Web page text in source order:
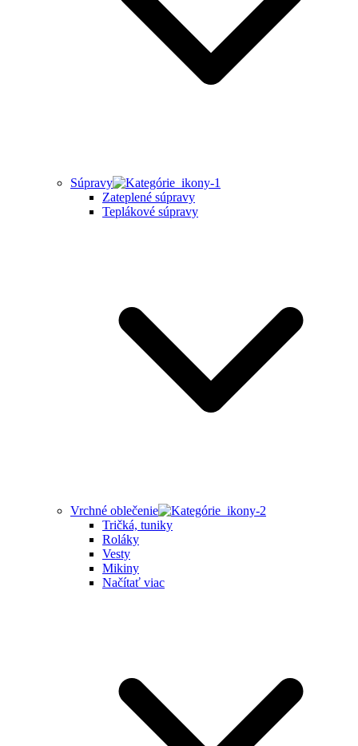
Súpravy
Zateplené súpravy
Teplákové súpravy
Vrchné oblečenie
Tričká, tuniky
Roláky
Vesty
Mikiny
Načítať viac